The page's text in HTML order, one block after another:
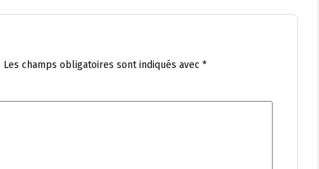
Les champs obligatoires sont indiqués avec *